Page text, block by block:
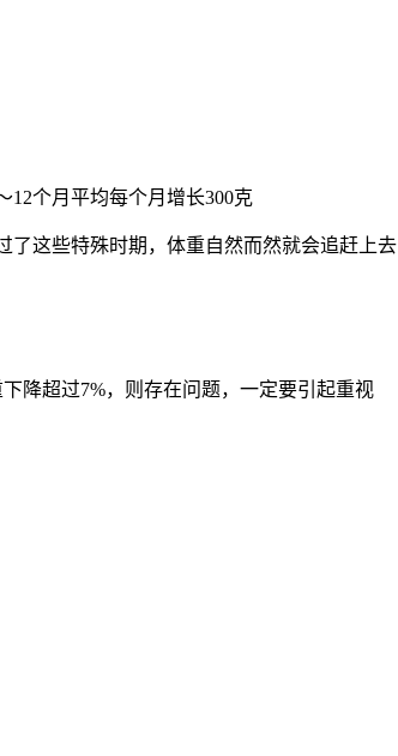
12个月平均每个月增长300克
了这些特殊时期，体重自然而然就会追赶上去
降超过7%，则存在问题，一定要引起重视